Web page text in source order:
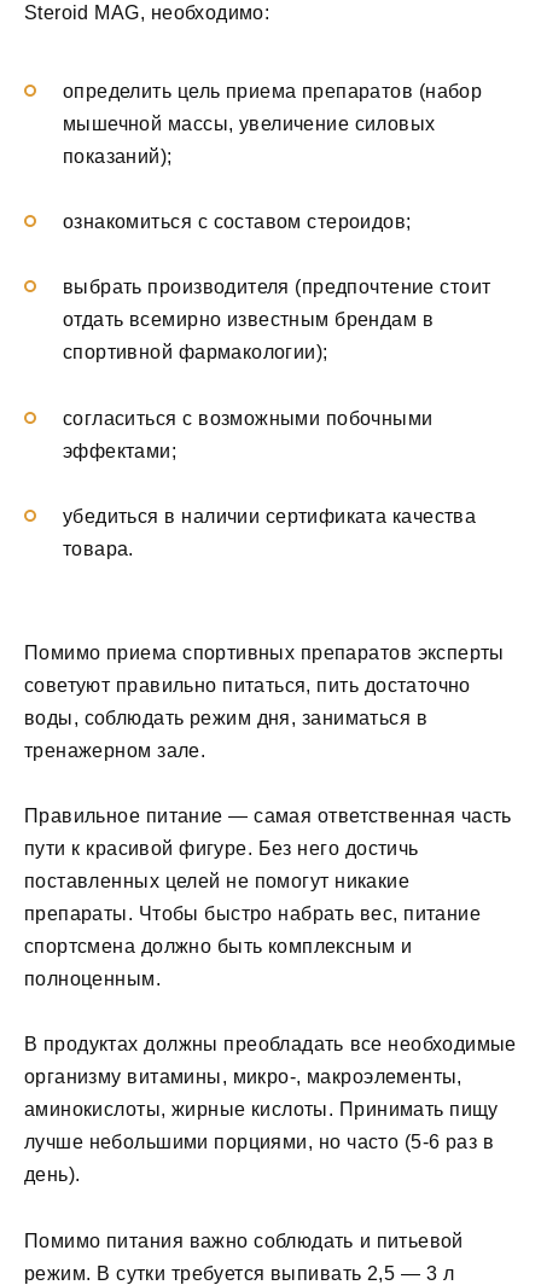
Steroid MAG, необходимо:
определить цель приема препаратов (набор
мышечной массы, увеличение силовых
показаний);
ознакомиться с составом стероидов;
выбрать производителя (предпочтение стоит
отдать всемирно известным брендам в
спортивной фармакологии);
согласиться с возможными побочными
эффектами;
убедиться в наличии сертификата качества
товара.
Помимо приема спортивных препаратов эксперты
советуют правильно питаться, пить достаточно
воды, соблюдать режим дня, заниматься в
тренажерном зале.
Правильное питание — самая ответственная часть
пути к красивой фигуре. Без него достичь
поставленных целей не помогут никакие
препараты. Чтобы быстро набрать вес, питание
спортсмена должно быть комплексным и
полноценным.
В продуктах должны преобладать все необходимые
организму витамины, микро-, макроэлементы,
аминокислоты, жирные кислоты. Принимать пищу
лучше небольшими порциями, но часто (5-6 раз в
день).
Помимо питания важно соблюдать и питьевой
режим. В сутки требуется выпивать 2,5 — 3 л